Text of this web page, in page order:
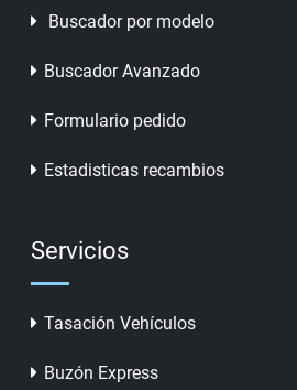
Buscador por modelo
Buscador Avanzado
Formulario pedido
Estadisticas recambios
Servicios
Tasación Vehículos
Buzón Express